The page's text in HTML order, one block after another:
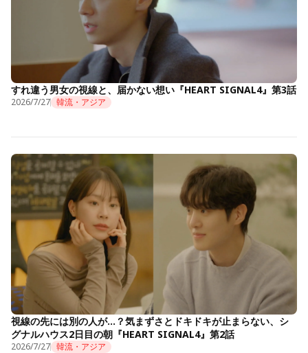
すれ違う男女の視線と、届かない想い『HEART SIGNAL4』第3話
2026/7/27 韓流・アジア
視線の先には別の人が…？気まずさとドキドキが止まらない、シ
グナルハウス2日目の朝『HEART SIGNAL4』第2話
2026/7/27 韓流・アジア